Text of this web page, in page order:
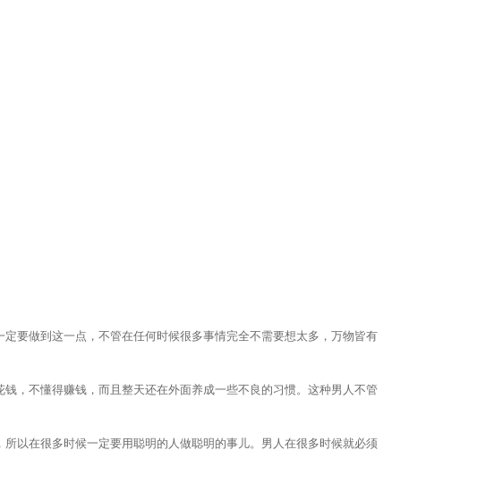
要做到这一点，不管在任何时候很多事情完全不需要想太多，万物皆有
，不懂得赚钱，而且整天还在外面养成一些不良的习惯。这种男人不管
以在很多时候一定要用聪明的人做聪明的事儿。男人在很多时候就必须